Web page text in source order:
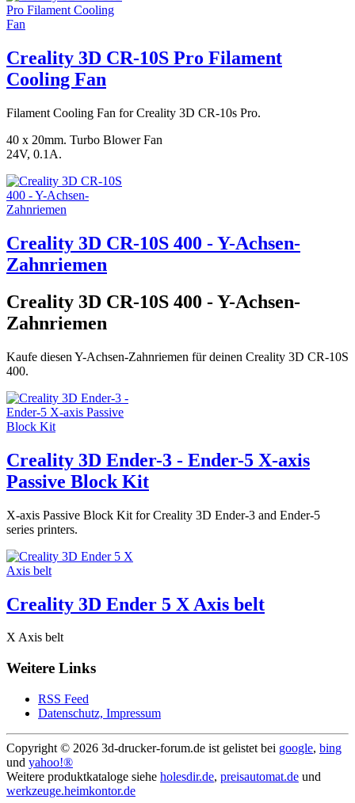
Creality 3D CR-10S Pro Filament
Cooling Fan
Filament Cooling Fan for Creality 3D CR-10s Pro.
40 x 20mm. Turbo Blower Fan
24V, 0.1A.
Creality 3D CR-10S 400 - Y-Achsen-
Zahnriemen
Creality 3D CR-10S 400 - Y-Achsen-
Zahnriemen
Kaufe diesen Y-Achsen-Zahnriemen für deinen Creality 3D CR-10S
400.
Creality 3D Ender-3 - Ender-5 X-axis
Passive Block Kit
X-axis Passive Block Kit for Creality 3D Ender-3 and Ender-5
series printers.
Creality 3D Ender 5 X Axis belt
X Axis belt
Weitere Links
RSS Feed
Datenschutz, Impressum
Copyright © 2026 3d-drucker-forum.de ist gelistet bei google, bing
und yahoo!®
Weitere produktkataloge siehe holesdir.de, preisautomat.de und
werkzeuge.heimkontor.de